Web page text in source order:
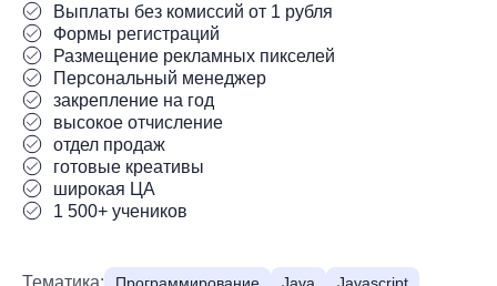
Выплаты без комиссий от 1 рубля
Формы регистраций
Размещение рекламных пикселей
Персональный менеджер
закрепление на год
высокое отчисление
отдел продаж
готовые креативы
широкая ЦА
1 500+ учеников
Тематика: